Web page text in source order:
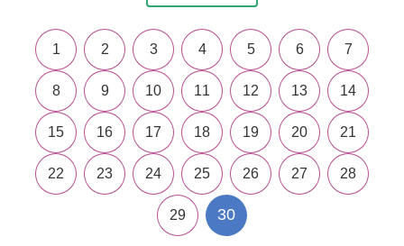
1 2 3 4 5 6 7
8 9 10 11 12 13 14
15 16 17 18 19 20 21
22 23 24 25 26 27 28
29 30